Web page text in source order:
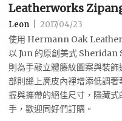
Leatherworks
Leon 2017/04/23
使用 Hermann Oak Leather
以 Jun 的原創美式 Sheridan
則為手敲立體籐紋圖案與裝
部則縫上麂皮內裡增添低調
握與攜帶的絕佳尺寸，隱藏
手，歡迎同好們訂購。